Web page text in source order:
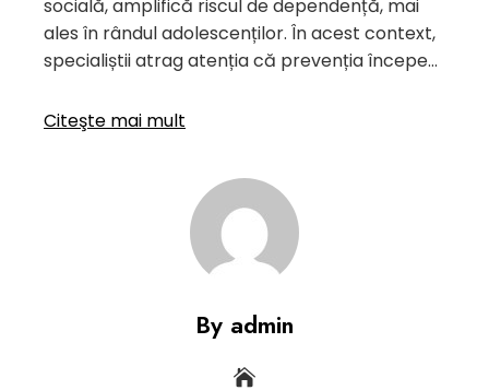
socială, amplifică riscul de dependență, mai
ales în rândul adolescenților. În acest context,
specialiștii atrag atenția că prevenția începe…
Citeşte mai mult
By admin